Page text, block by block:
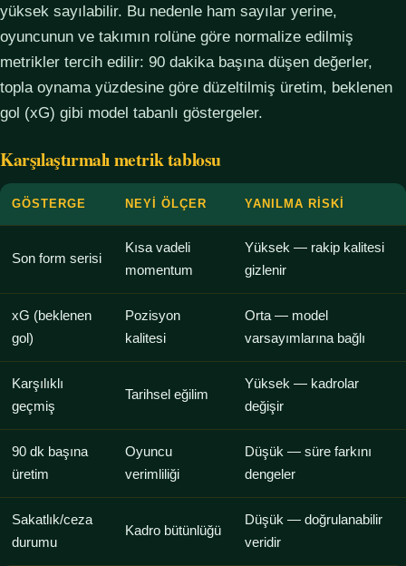
yüksek sayılabilir. Bu nedenle ham sayılar yerine,
oyuncunun ve takımın rolüne göre normalize edilmiş
metrikler tercih edilir: 90 dakika başına düşen değerler,
topla oynama yüzdesine göre düzeltilmiş üretim, beklenen
gol (xG) gibi model tabanlı göstergeler.
Karşılaştırmalı metrik tablosu
GÖSTERGE NEYI ÖLÇER YANILMA RISKI
Son form serisi
Kısa vadeli
momentum
Yüksek — rakip kalitesi
gizlenir
xG (beklenen
gol)
Pozisyon
kalitesi
Orta — model
varsayımlarına bağlı
Karşılıklı
geçmiş
Tarihsel eğilim
Yüksek — kadrolar
değişir
90 dk başına
üretim
Oyuncu
verimliliği
Düşük — süre farkını
dengeler
Sakatlık/ceza
durumu
Kadro bütünlüğü
Düşük — doğrulanabilir
veridir